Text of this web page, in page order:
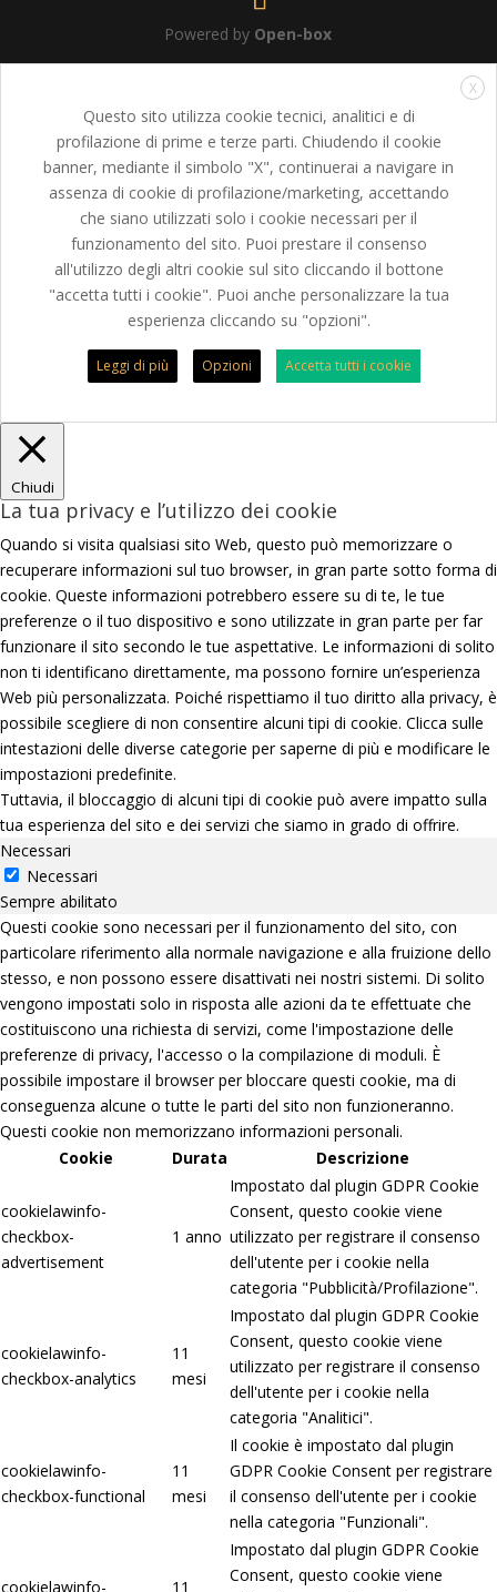
Powered by Open-box
X
Questo sito utilizza cookie tecnici, analitici e di
profilazione di prime e terze parti. Chiudendo il cookie
banner, mediante il simbolo "X", continuerai a navigare in
assenza di cookie di profilazione/marketing, accettando
che siano utilizzati solo i cookie necessari per il
funzionamento del sito. Puoi prestare il consenso
all'utilizzo degli altri cookie sul sito cliccando il bottone
"accetta tutti i cookie". Puoi anche personalizzare la tua
esperienza cliccando su "opzioni".
Leggi di più Opzioni Accetta tutti i cookie
Chiudi
La tua privacy e l’utilizzo dei cookie
Quando si visita qualsiasi sito Web, questo può memorizzare o
recuperare informazioni sul tuo browser, in gran parte sotto forma di
cookie. Queste informazioni potrebbero essere su di te, le tue
preferenze o il tuo dispositivo e sono utilizzate in gran parte per far
funzionare il sito secondo le tue aspettative. Le informazioni di solito
non ti identificano direttamente, ma possono fornire un’esperienza
Web più personalizzata. Poiché rispettiamo il tuo diritto alla privacy, è
possibile scegliere di non consentire alcuni tipi di cookie. Clicca sulle
intestazioni delle diverse categorie per saperne di più e modificare le
impostazioni predefinite.
Tuttavia, il bloccaggio di alcuni tipi di cookie può avere impatto sulla
tua esperienza del sito e dei servizi che siamo in grado di offrire.
Necessari
Necessari
Sempre abilitato
Questi cookie sono necessari per il funzionamento del sito, con
particolare riferimento alla normale navigazione e alla fruizione dello
stesso, e non possono essere disattivati nei nostri sistemi. Di solito
vengono impostati solo in risposta alle azioni da te effettuate che
costituiscono una richiesta di servizi, come l'impostazione delle
preferenze di privacy, l'accesso o la compilazione di moduli. È
possibile impostare il browser per bloccare questi cookie, ma di
conseguenza alcune o tutte le parti del sito non funzioneranno.
Questi cookie non memorizzano informazioni personali.
Cookie
Durata Descrizione
cookielawinfo-
checkbox-
advertisement
1 anno
Impostato dal plugin GDPR Cookie
Consent, questo cookie viene
utilizzato per registrare il consenso
dell'utente per i cookie nella
categoria "Pubblicità/Profilazione".
cookielawinfo-
checkbox-analytics
11
mesi
Impostato dal plugin GDPR Cookie
Consent, questo cookie viene
utilizzato per registrare il consenso
dell'utente per i cookie nella
categoria "Analitici".
cookielawinfo-
checkbox-functional
11
mesi
Il cookie è impostato dal plugin
GDPR Cookie Consent per registrare
il consenso dell'utente per i cookie
nella categoria "Funzionali".
cookielawinfo-
11
Impostato dal plugin GDPR Cookie
Consent, questo cookie viene